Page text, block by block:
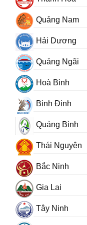
Quảng Nam
Hải Dương
Quảng Ngãi
Hoà Bình
Bình Định
Quảng Bình
Thái Nguyên
Bắc Ninh
Gia Lai
Tây Ninh